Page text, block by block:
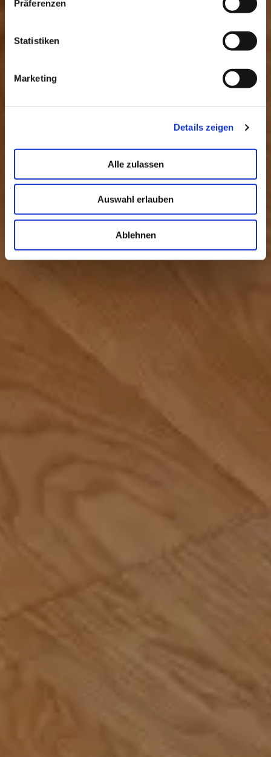
Präferenzen
Statistiken
Marketing
Details zeigen
Alle zulassen
Auswahl erlauben
Ablehnen